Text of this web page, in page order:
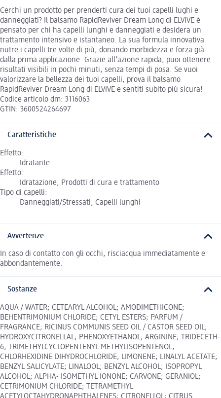
Cerchi un prodotto per prenderti cura dei tuoi capelli lughi e
danneggiati? Il balsamo RapidReviver Dream Long di ELVIVE è
pensato per chi ha capelli lunghi e danneggiati e desidera un
trattamento intensivo e istantaneo. La sua formula innovativa
nutre i capelli tre volte di più, donando morbidezza e forza già
dalla prima applicazione. Grazie all’azione rapida, puoi ottenere
risultati visibili in pochi minuti, senza tempi di posa. Se vuoi
valorizzare la bellezza dei tuoi capelli, prova il balsamo
RapidReviver Dream Long di ELVIVE e sentiti subito più sicura!
Codice articolo dm: 3116063
GTIN: 3600524264697
Caratteristiche
Effetto:
Idratante
Effetto:
Idratazione, Prodotti di cura e trattamento
Tipo di capelli:
Danneggiati/Stressati, Capelli lunghi
Avvertenze
In caso di contatto con gli occhi, risciacqua immediatamente e
abbondantemente.
Sostanze
AQUA / WATER; CETEARYL ALCOHOL; AMODIMETHICONE;
BEHENTRIMONIUM CHLORIDE; CETYL ESTERS; PARFUM /
FRAGRANCE; RICINUS COMMUNIS SEED OIL / CASTOR SEED OIL;
HYDROXYCITRONELLAL; PHENOXYETHANOL; ARGININE; TRIDECETH-
6; TRIMETHYLCYCLOPENTENYL METHYLISOPENTENOL;
CHLORHEXIDINE DIHYDROCHLORIDE; LIMONENE; LINALYL ACETATE;
BENZYL SALICYLATE; LINALOOL; BENZYL ALCOHOL; ISOPROPYL
ALCOHOL; ALPHA- ISOMETHYL IONONE; CARVONE; GERANIOL;
CETRIMONIUM CHLORIDE; TETRAMETHYL
ACETYLOCTAHYDRONAPHTHALENES; CITRONELLOL; CITRUS